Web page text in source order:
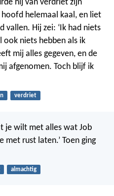
hij van verdriet zijn
helemaal kaal, en liet
vallen. Hij zei: ‘Ik had niets
ook niets hebben als ik
mij alles gegeven, en de
afgenomen. Toch blijf ik
verdriet
je wilt met alles wat Job
met rust laten.’ Toen ging
almachtig